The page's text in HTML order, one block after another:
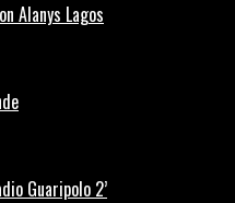
Alanys Lagos
Guaripolo 2’